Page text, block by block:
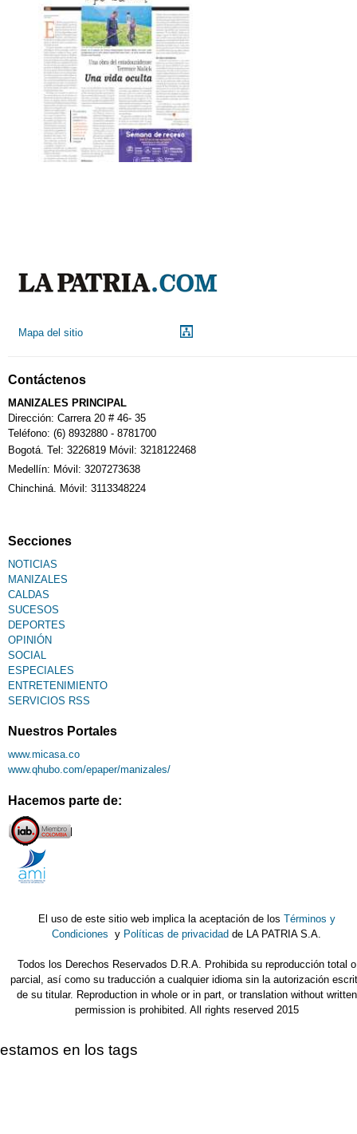
Mapa del sitio
Contáctenos
MANIZALES PRINCIPAL
Dirección: Carrera 20 # 46- 35
Teléfono: (6) 8932880 - 8781700
Bogotá. Tel: 3226819 Móvil: 3218122468
Medellín: Móvil: 3207273638
Chinchiná. Móvil: 3113348224
Secciones
NOTICIAS
MANIZALES
CALDAS
SUCESOS
DEPORTES
OPINIÓN
SOCIAL
ESPECIALES
ENTRETENIMIENTO
SERVICIOS RSS
Nuestros Portales
www.micasa.co
www.qhubo.com/epaper/manizales/
Hacemos parte de:
El uso de este sitio web implica la aceptación de los Términos y
Condiciones y Políticas de privacidad de LA PATRIA S.A.
Todos los Derechos Reservados D.R.A. Prohibida su reproducción total o
parcial, así como su traducción a cualquier idioma sin la autorización
de su titular. Reproduction in whole or in part, or translation without written
permission is prohibited. All rights reserved 2015
estamos en los tags